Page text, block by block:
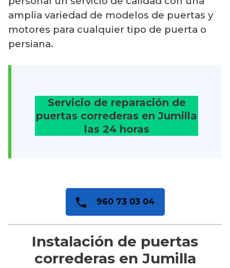
amplia variedad de modelos de puertas y
motores para cualquier tipo de puerta o
persiana.
Servicio de reparación de
puertas correderas en Jumilla
las 24 horas
960 73 03 04
Instalación de puertas
correderas en Jumilla